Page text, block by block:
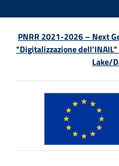
PNRR 2021-2026 – Next
"Digitalizzazione
Lake/